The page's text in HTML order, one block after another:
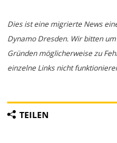
Dies ist eine migrierte News
Dynamo Dresden. Wir bitten
Gründen möglicherweise zu
einzelne Links nicht
TEILEN